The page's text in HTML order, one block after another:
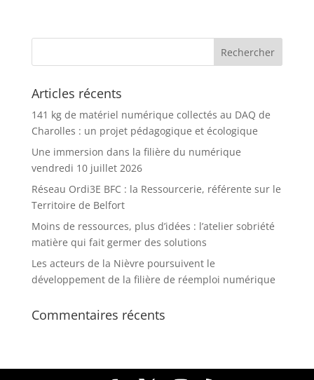
Articles récents
141 kg de matériel numérique collectés au DAQ de
Charolles : un projet pédagogique et écologique
Une immersion dans la filière du numérique
vendredi 10 juillet 2026
Réseau Ordi3E BFC : la Ressourcerie, référente sur le
Territoire de Belfort
Moins de ressources, plus d’idées : l’atelier sobriété
matière qui fait germer des solutions
Les acteurs de la Nièvre poursuivent le
développement de la filière de réemploi numérique
Commentaires récents